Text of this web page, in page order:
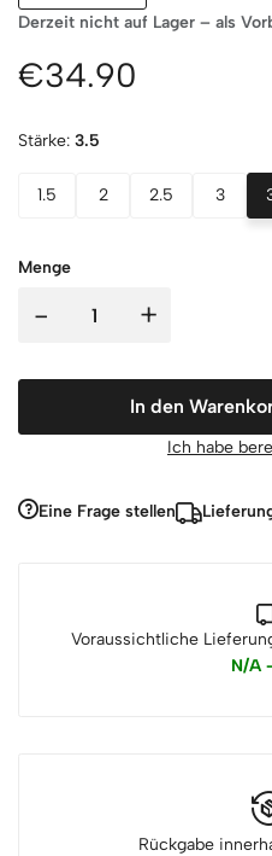
Derzeit nicht auf Lager – als
€34.90
Stärke: 3.5
1.5 2 2.5 3
Menge
- +
In den
Ich habe
Eine Frage stellen
Voraussichtliche
N/A
Rückgabe